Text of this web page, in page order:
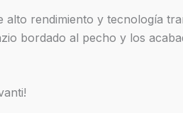
alto rendimiento y tecnología
bordado al pecho y los